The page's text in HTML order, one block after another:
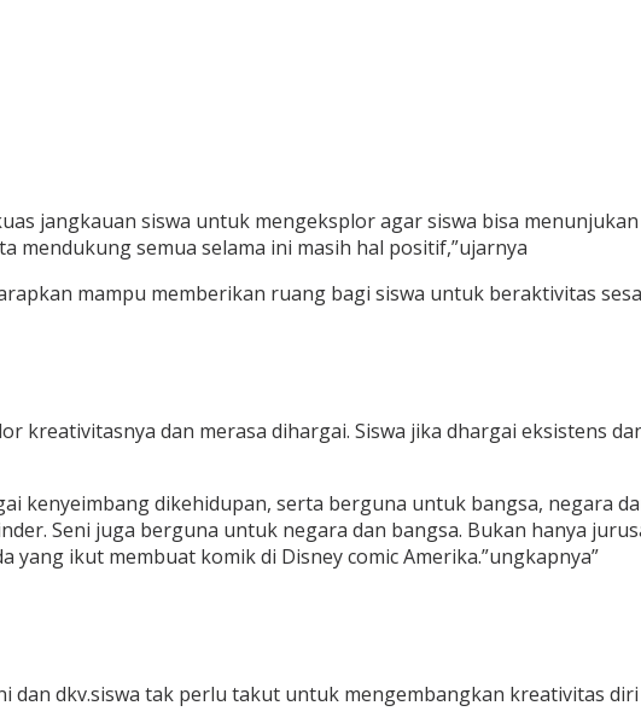
jangkauan siswa untuk mengeksplor agar siswa bisa
mendukung semua selama ini masih hal positif,”ujarnya
mampu memberikan ruang bagi siswa untuk beraktivitas
kreativitasnya dan merasa dihargai. Siswa jika dhargai eksistens
kenyeimbang dikehidupan, serta berguna untuk bangsa, negara
Seni juga berguna untuk negara dan bangsa. Bukan hanya
yang ikut membuat komik di Disney comic Amerika.”ungkapnya”
dan dkv.siswa tak perlu takut untuk mengembangkan kreativitas